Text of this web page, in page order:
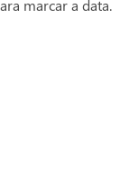
marcar a data.